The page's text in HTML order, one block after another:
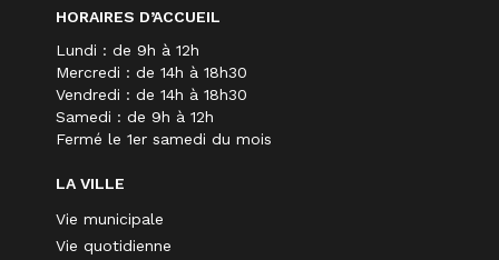
HORAIRES D’ACCUEIL
Lundi : de 9h à 12h
Mercredi : de 14h à 18h30
Vendredi : de 14h à 18h30
Samedi : de 9h à 12h
Fermé le 1er samedi du mois
LA VILLE
Vie municipale
Vie quotidienne